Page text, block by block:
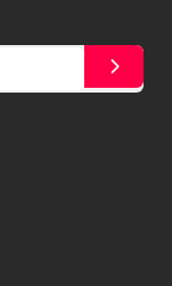
Handicap
de Mission Handicap